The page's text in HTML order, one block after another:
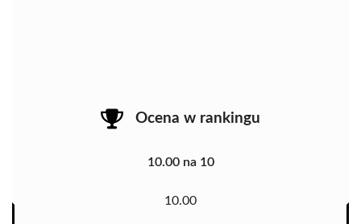
Ocena w rankingu
10.00 na 10
10.00